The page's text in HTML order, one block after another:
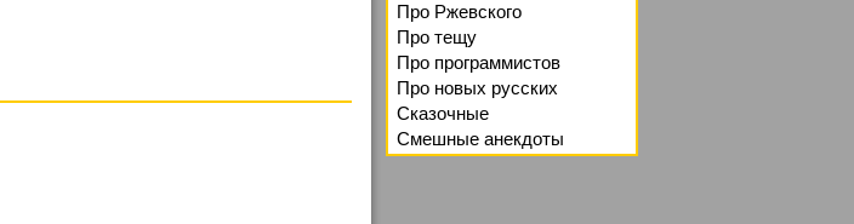
Про Ржевского
Про тещу
Про программистов
Про новых русских
Сказочные
Смешные анекдоты